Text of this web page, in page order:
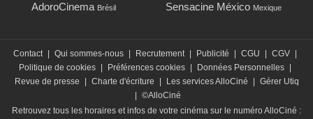
AdoroCinema Brésil Sensacine México Mexique
Contact Qui sommes-nous Recrutement Publicité CGU CGV
Politique de cookies
Préférences cookies Données Personnelles
Revue de presse
Charte d'écriture Les services AlloCiné
Gérer Utiq
©AlloCiné
Retrouvez tous les horaires et infos de votre cinéma sur le numéro AlloCiné :